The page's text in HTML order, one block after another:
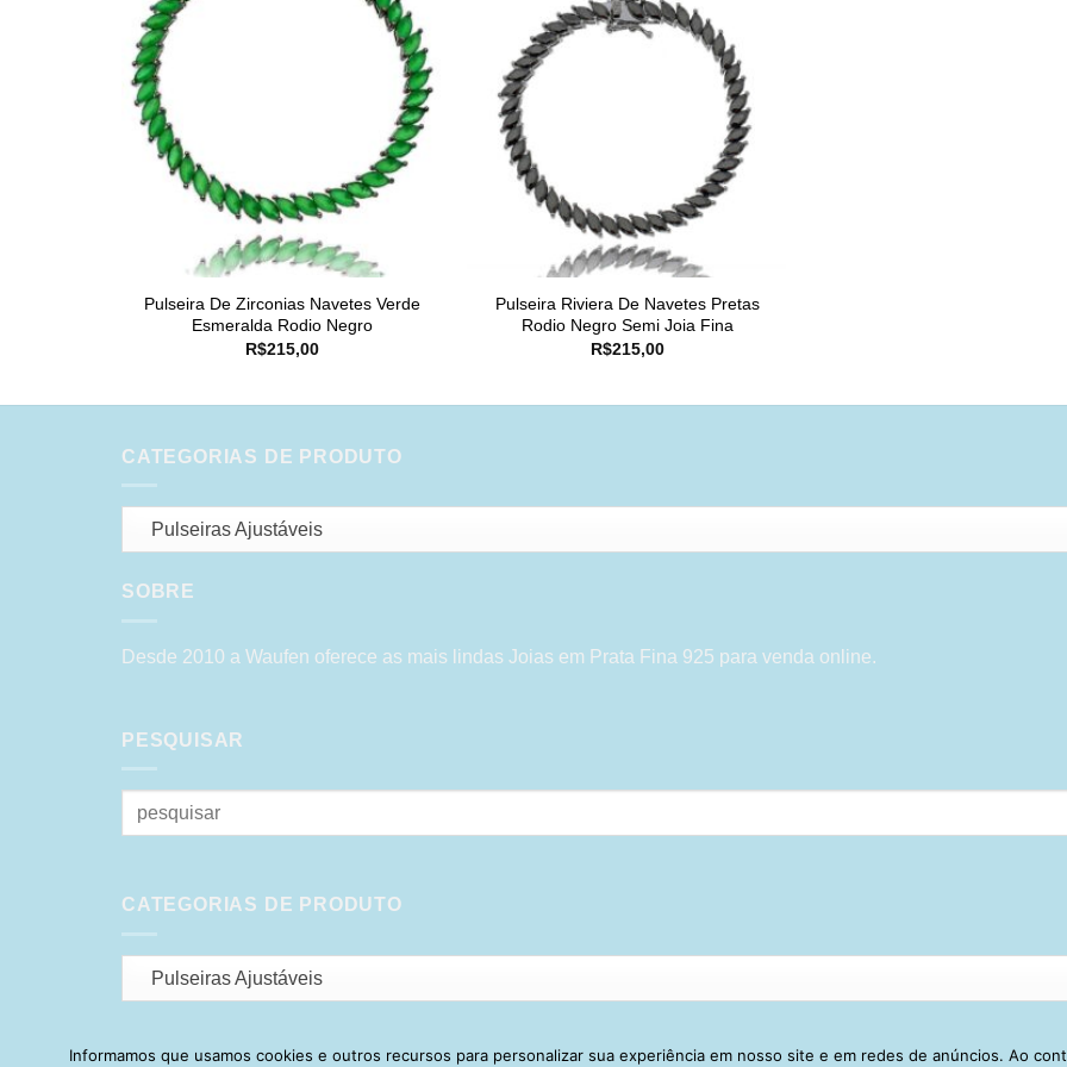
Pulseira De Zirconias Navetes Verde
Esmeralda Rodio Negro
R$215,00
Pulseira Riviera De Navetes Pretas
Rodio Negro Semi Joia Fina
R$215,00
CATEGORIAS DE PRODUTO
Pulseiras Ajustáveis
SOBRE
Desde 2010 a Waufen oferece as mais lindas Joias em Prata Fina 925 para venda online.
PESQUISAR
Pesquisar
por:
CATEGORIAS DE PRODUTO
Pulseiras Ajustáveis
Informamos que usamos cookies e outros recursos para personalizar sua experiência em nosso site e em redes de anúncios. Ao